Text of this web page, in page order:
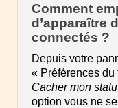
Comment
d’apparaître
connectés ?
Depuis votre
« Préférences du
Cacher mon
option vous ne